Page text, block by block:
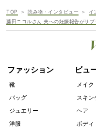
TOP 読み物・インタビュー
イ
藤田ニコルさん 夫への妊娠報告がサ
ファッション
靴
バッグ
ジュエリー
洋服
ビュ
メイク
スキン
ヘア
ボディ